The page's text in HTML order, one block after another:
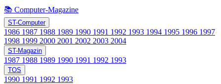
📚 Computer-Magazine
ST-Computer
1986 1987 1988 1989 1990 1991 1992 1993 1994 1995 1996 1997
1998 1999 2000 2001 2002 2003 2004
ST-Magazin
1987 1988 1989 1990 1991 1992 1993
TOS
1990 1991 1992 1993